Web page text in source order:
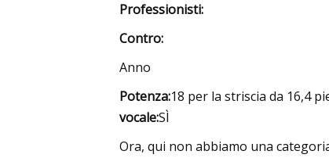
Professionisti:
Contro:
Anno
Potenza:18 per la striscia da 16,4
vocale:SÌ
Ora, qui non abbiamo una